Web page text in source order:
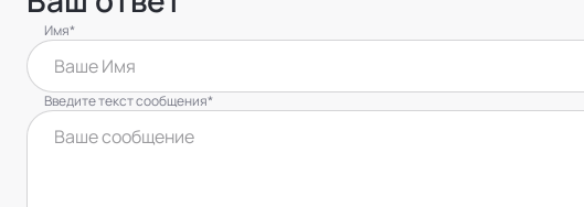
Имя*
Введите текст сообщения*